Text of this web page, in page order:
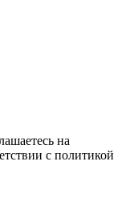
на
с политикой